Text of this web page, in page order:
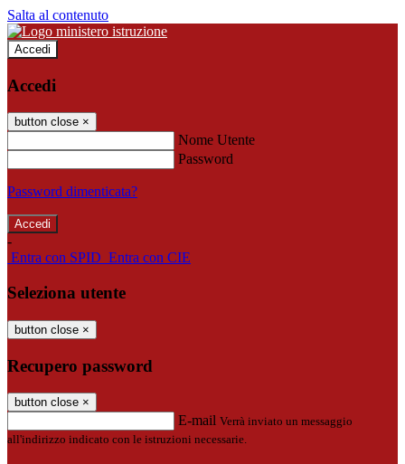
Salta al contenuto
Accedi
Accedi
button close ×
Nome Utente
Password
Password dimenticata?
-
Entra con SPID Entra con CIE
Seleziona utente
button close ×
Recupero password
button close ×
E-mail Verrà inviato un messaggio
all'indirizzo indicato con le istruzioni necessarie.